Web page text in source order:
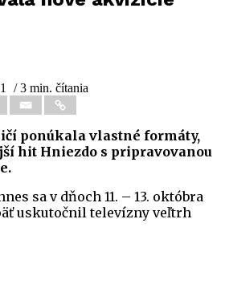
/ 3 min. čítania
ponúkala vlastné formáty,
hit Hniezdo s pripravovanou
sa v dňoch 11. – 13. októbra
uskutočnil televízny veľtrh